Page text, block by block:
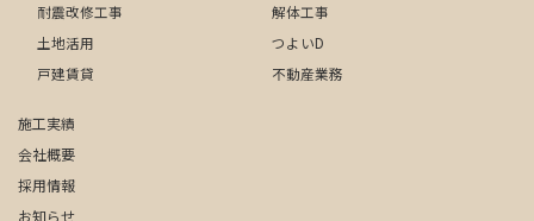
耐震改修工事
解体工事
土地活用
つよいD
戸建賃貸
不動産業務
施工実績
会社概要
採用情報
お知らせ